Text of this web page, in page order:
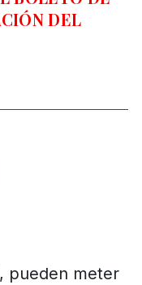
DEL
pueden meter